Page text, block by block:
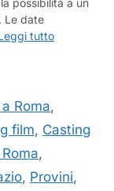
Le date
tutto
Roma,
film, Casting
,
, Provini,